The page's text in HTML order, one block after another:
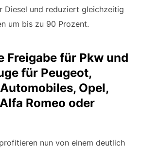
Diesel und reduziert gleichzeitig
um bis zu 90 Prozent.
Freigabe für Pkw und
für Peugeot,
Opel,
Romeo oder
nun von einem deutlich